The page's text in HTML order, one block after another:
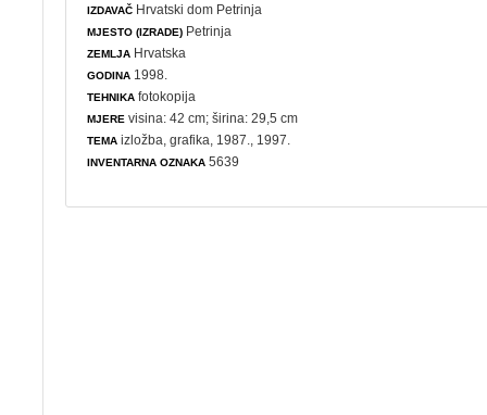
IZDAVAČ Hrvatski dom Petrinja
MJESTO (IZRADE) Petrinja
ZEMLJA Hrvatska
GODINA 1998.
TEHNIKA fotokopija
MJERE visina: 42 cm; širina: 29,5 cm
TEMA izložba ,grafika , 1987., 1997.
INVENTARNA OZNAKA 5639